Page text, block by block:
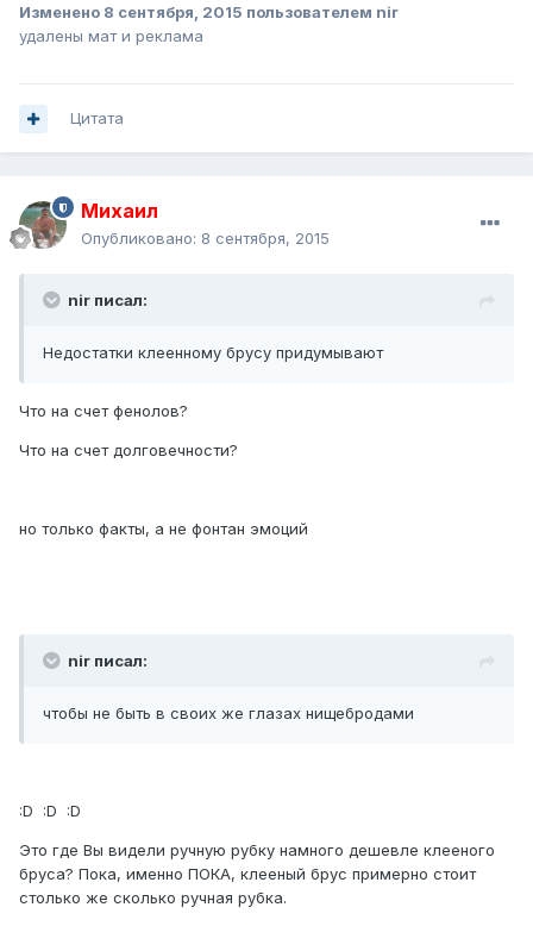
Изменено 8 сентября, 2015 пользователем nir
удалены мат и реклама
Цитата
Михаил
Опубликовано: 8 сентября, 2015
nir писал:
Недостатки клеенному брусу придумывают
Что на счет фенолов?
Что на счет долговечности?
но только факты, а не фонтан эмоций
nir писал:
чтобы не быть в своих же глазах нищебродами
:D :D :D
Это где Вы видели ручную рубку намного дешевле клееного
бруса? Пока, именно ПОКА, клееный брус примерно стоит
столько же сколько ручная рубка.